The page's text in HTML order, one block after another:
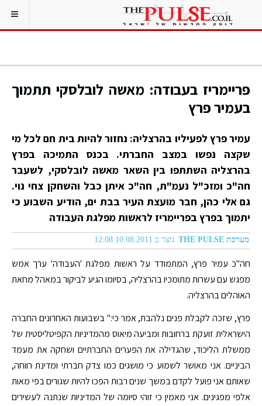
פריימריז בעבודה: מאשה לובלסקי תתמוך
בעמיר פרץ
עמיר פרץ לפעיליו בהרצליה: נחזור להיות בית חם לכל מי
שקצה נפשו במצב החברתי. בכנס התמיכה בפרץ
בהרצליה השתתפו בין השאר מאשה לובלסקי, לשעבר
חה"כ ומזכ"ל נעמ"ת, חה"כ איתן כבל והשחקן צחי נוי.
גם אלי כהן, חבר מועצת העיר בבת ים, הודיע השבוע כי
יתמוך בפרץ בפריימריז לראשות מפלגת העבודה
מערכת THE PULSE נוצר ב 10.08.2011 12:08
חה"כ עמיר פרץ, המתמודד על ראשות מפלגת 'העבודה' ערך אמש
מפגש עם עשרות מתומכיו בהרצליה, בסיומו הגיע לביקור במאהל מחאת
האוהלים בהרצליה.
פרץ, שזכה לקבלת פנים נלהבת, אמר כי:" בשבועות האחרונים החברה
הישראלית זועקת ברחובות ומביעה מיאוס מהמדיניות הקפיטליסטית של
ממשלת הליכוד, שהגדילה את הפערים החברתיים ושחקה את מעמד
הביניים. אני מאושר לשמוע כי מושגים כמו צדק חברתי ומדינת רווחה,
שאותם אני פועל לקדם במשך שנים רבות הפכו להיות שגורים בפי מאות
אלפי מפגינים. אני מאמין כי זוהי סיומה של המדיניות שנתנה לעשירים